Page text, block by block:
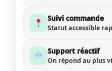
Suivi commande
Statut accessible
Support réactif
On répond au plus